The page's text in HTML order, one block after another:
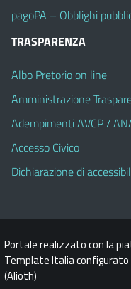
pagoPA – Obblighi
TRASPARENZA
Albo Pretorio on line
Amministrazione
Adempimenti AVCP /
Accesso Civico
Dichiarazione di
Portale realizzato con la
Template Italia
(Alioth)